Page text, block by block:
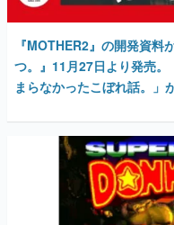
『MOTHER2』の開発資
つ。』11月27日より発売。
まらなかったこぼれ話。」